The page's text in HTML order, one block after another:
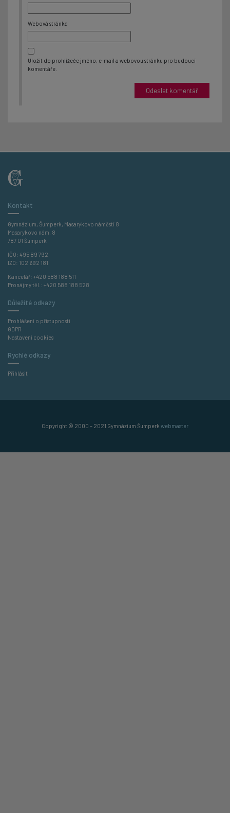
Webová stránka
Uložit do prohlížeče jméno, e-mail a webovou stránku pro budoucí
komentáře.
Kontakt
Gymnázium, Šumperk, Masarykovo náměstí 8
Masarykovo nám. 8
787 01 Šumperk
IČO: 495 89 792
IZO: 102 692 181
Kancelář: +420 588 188 511
Pronájmy těl.: +420 588 188 528
Důležité odkazy
Prohlášení o přístupnosti
GDPR
Nastavení cookies
Rychlé odkazy
Přihlásit
Copyright © 2000 – 2021 Gymnázium Šumperk webmaster